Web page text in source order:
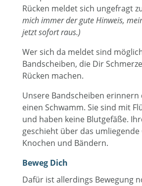
Rücken meldet sich ungefragt
mich immer der gute Hinweis,
jetzt sofort raus.)
Wer sich da meldet sind
Bandscheiben, die Dir
Rücken machen.
Unsere Bandscheiben erinnern
einen Schwamm. Sie sind mit
und haben keine Blutgefäße.
geschieht über das umliegende
Knochen und Bändern.
Beweg Dich
Dafür ist allerdings Bewegung